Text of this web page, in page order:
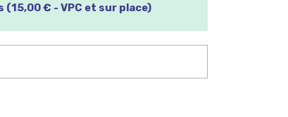
€ - VPC et sur place)